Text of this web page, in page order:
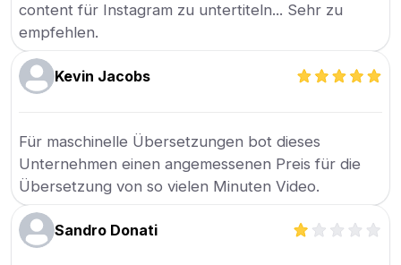
content für Instagram zu untertiteln... Sehr zu
empfehlen.
Kevin Jacobs
Für maschinelle Übersetzungen bot dieses
Unternehmen einen angemessenen Preis für die
Übersetzung von so vielen Minuten Video.
Sandro Donati